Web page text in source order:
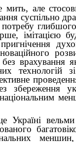
мить, але
суспільно
імітацією
врахування
технологій
збереження